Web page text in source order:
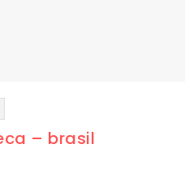
– brasil